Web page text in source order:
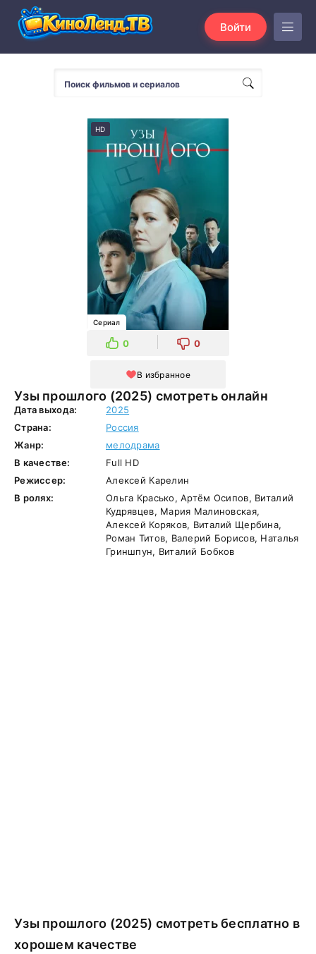
Войти
Узы прошлого (2025) смотреть онлайн
HD
Сериал
0 0
В избранное
Дата выхода:
2025
Страна:
Россия
Жанр:
мелодрама
В качестве:
Full HD
Режиссер:
Алексей Карелин
В ролях:
Ольга Красько, Артём Осипов, Виталий
Кудрявцев, Мария Малиновская,
Алексей Коряков, Виталий Щербина,
Роман Титов, Валерий Борисов, Наталья
Гриншпун, Виталий Бобков
Узы прошлого (2025) смотреть бесплатно в
хорошем качестве